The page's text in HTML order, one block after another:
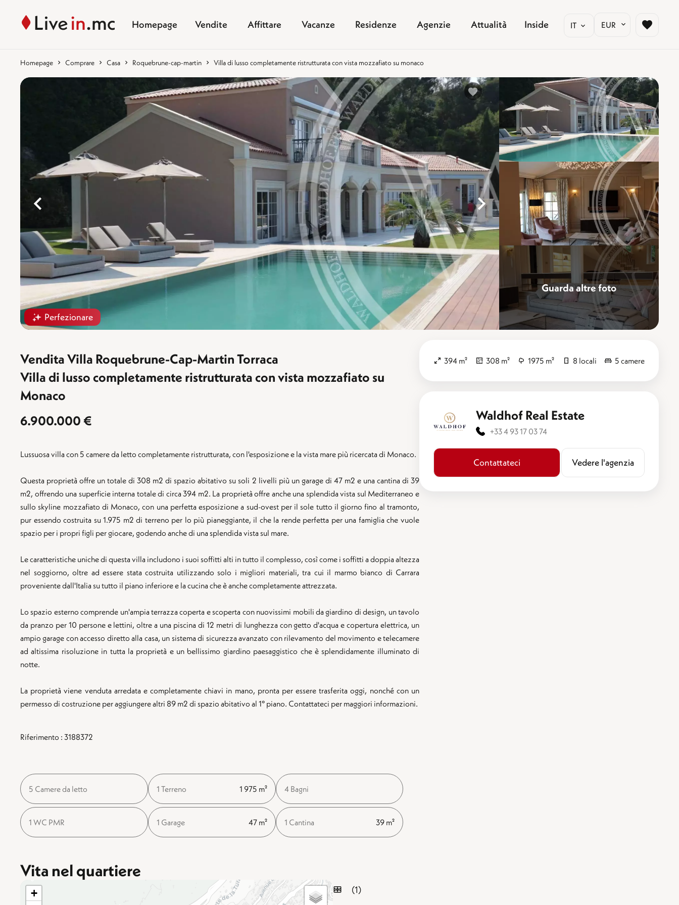
Homepage Vendite Affittare Vacanze Residenze Agenzie Attualità Inside IT EUR
Homepage Comprare Casa Roquebrune-cap-martin Villa di lusso completamente ristrutturata con vista mozzafiato su monaco
Perfezionare
%}
Perfezionare
Guarda altre foto
Vendita Villa Roquebrune-Cap-Martin Torraca
Villa di lusso completamente ristrutturata con vista mozzafiato su
Monaco
6.900.000 €
Lussuosa villa con 5 camere da letto completamente ristrutturata, con l'esposizione e la vista mare più ricercata di Monaco.
Questa proprietà offre un totale di 308 m2 di spazio abitativo su soli 2 livelli più un garage di 47 m2 e una cantina di 39
m2, offrendo una superficie interna totale di circa 394 m2. La proprietà offre anche una splendida vista sul Mediterraneo e
sullo skyline mozzafiato di Monaco, con una perfetta esposizione a sud-ovest per il sole tutto il giorno fino al tramonto,
pur essendo costruita su 1.975 m2 di terreno per lo più pianeggiante, il che la rende perfetta per una famiglia che vuole
spazio per i propri figli per giocare, godendo anche di una splendida vista sul mare.
Le caratteristiche uniche di questa villa includono i suoi soffitti alti in tutto il complesso, così come i soffitti a doppia altezza
nel soggiorno, oltre ad essere stata costruita utilizzando solo i migliori materiali, tra cui il marmo bianco di Carrara
proveniente dall'Italia su tutto il piano inferiore e la cucina che è anche completamente attrezzata.
Lo spazio esterno comprende un'ampia terrazza coperta e scoperta con nuovissimi mobili da giardino di design, un tavolo
da pranzo per 10 persone e lettini, oltre a una piscina di 12 metri di lunghezza con getto d'acqua e copertura elettrica, un
ampio garage con accesso diretto alla casa, un sistema di sicurezza avanzato con rilevamento del movimento e telecamere
ad altissima risoluzione in tutta la proprietà e un bellissimo giardino paesaggistico che è splendidamente illuminato di
notte.
La proprietà viene venduta arredata e completamente chiavi in mano, pronta per essere trasferita oggi, nonché con un
permesso di costruzione per aggiungere altri 89 m2 di spazio abitativo al 1° piano. Contattateci per maggiori informazioni.
Riferimento : 3188372
5 Camere da letto 1 Terreno 1 975 m² 4 Bagni
1 WC PMR 1 Garage 47 m² 1 Cantina 39 m²
394 m² 308 m² 1975 m² 8 locali 5 camere
Waldhof Real Estate
+33 4 93 17 03 74
Contattateci ​​Vedere l'agenzia
Vita nel quartiere
+
(1)